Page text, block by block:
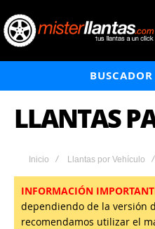
LLANTAS
Inicio Llantas por Vehículo
INFORMACIÓN
dependiendo de la versión
recomendamos utilizar el